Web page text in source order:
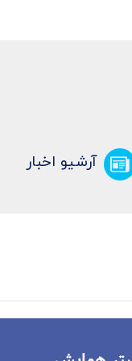
آرشیو اخبار